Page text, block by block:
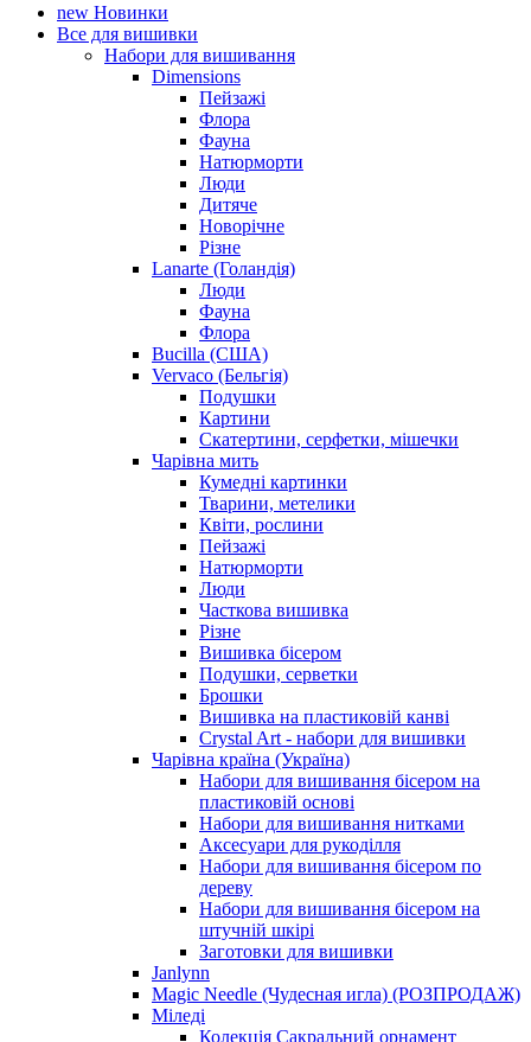
new Новинки
Все для вишивки
Набори для вишивання
Dimensions
Пейзажі
Флора
Фауна
Натюрморти
Люди
Дитяче
Новорічне
Різне
Lanarte (Голандія)
Люди
Фауна
Флора
Bucilla (США)
Vervaco (Бельгія)
Подушки
Картини
Скатертини, серфетки, мішечки
Чарiвна мить
Кумедні картинки
Тварини, метелики
Квіти, рослини
Пейзажі
Натюрморти
Люди
Часткова вишивка
Різне
Вишивка бісером
Подушки, серветки
Брошки
Вишивка на пластиковій канві
Crystal Art - набори для вишивки
Чарівна країна (Україна)
Набори для вишивання бісером на
пластиковій основі
Набори для вишивання нитками
Аксесуари для рукоділля
Набори для вишивання бісером по
дереву
Набори для вишивання бісером на
штучній шкірі
Заготовки для вишивки
Janlynn
Magic Needle (Чудесная игла) (РОЗПРОДАЖ)
Міледі
Колекція Сакральний орнамент